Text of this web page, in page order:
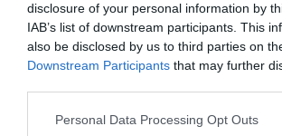
disclosure of your personal information by
IAB’s list of downstream participants. This
also be disclosed by us to third parties on
Downstream Participants that may further
Personal Data Processing Opt Outs
duminică dimineața.
În același loc, cu doar două luni în
în aceste ape trupul neînsuflețit al
vârstă de 45 de ani, care și el era